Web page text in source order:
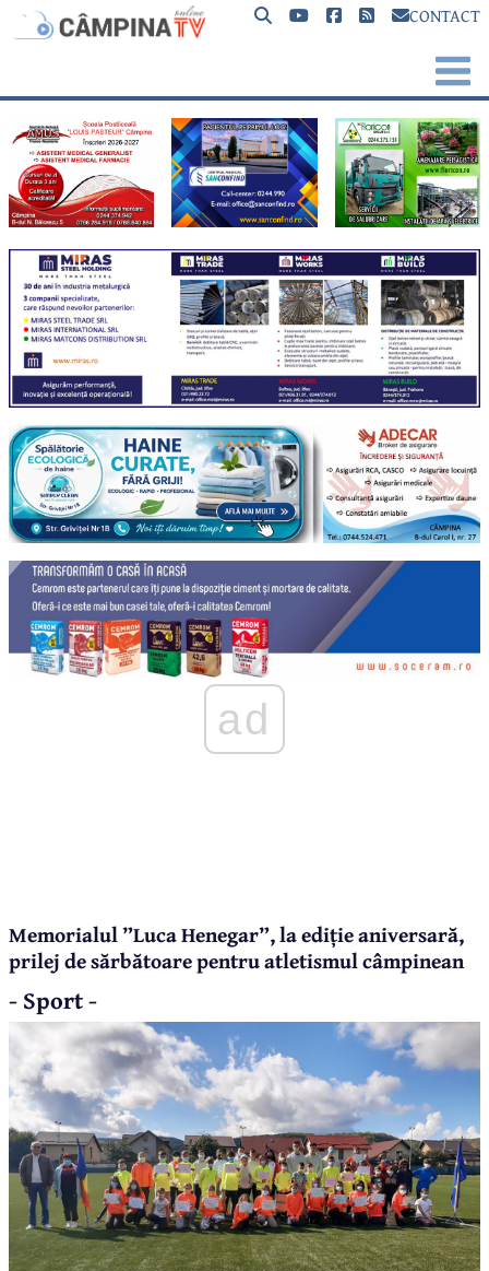
CONTACT
ad
Memorialul ”Luca Henegar”, la ediție aniversară,
prilej de sărbătoare pentru atletismul câmpinean
- Sport -